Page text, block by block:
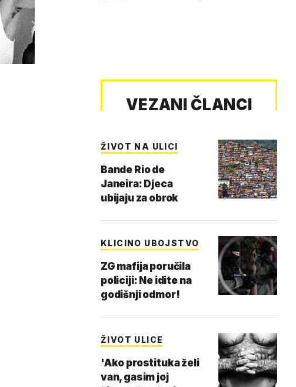
VEZANI ČLANCI
ŽIVOT NA ULICI
Bande Rio de
Janeira: Djeca
ubijaju za obrok
KLICINO UBOJSTVO
ZG mafija poručila
policiji: Ne idite na
godišnji odmor!
ŽIVOT ULICE
'Ako prostituka želi
van, gasim joj